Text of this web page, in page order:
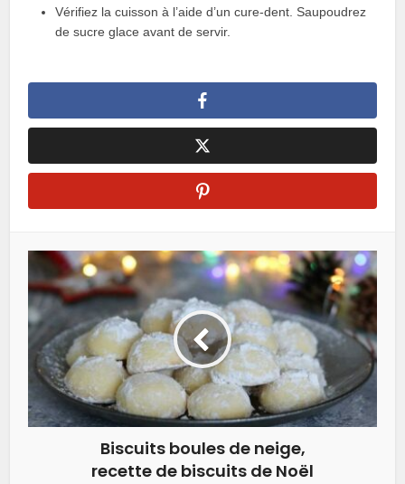
Vérifiez la cuisson à l’aide d’un cure-dent. Saupoudrez
de sucre glace avant de servir.
Biscuits boules de neige,
recette de biscuits de Noël